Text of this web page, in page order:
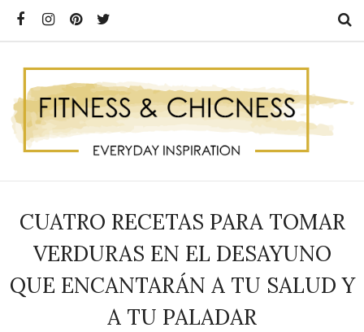
CUATRO RECETAS PARA TOMAR
VERDURAS EN EL DESAYUNO
QUE ENCANTARÁN A TU SALUD Y
A TU PALADAR